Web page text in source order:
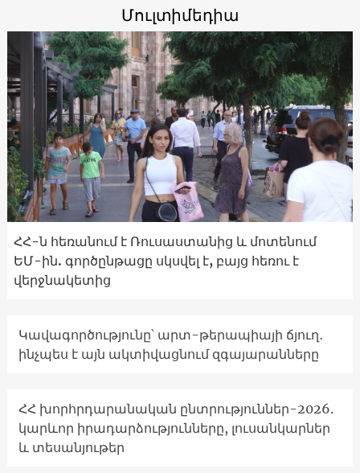
Մուլտիմեդիա
ՀՀ-ն հեռանում է Ռուսաստանից և մոտենում
ԵՄ-ին. գործընթացը սկսվել է, բայց հեռու է
վերջնակետից
Կավագործությունը՝ արտ-թերապիայի ճյուղ․
ինչպես է այն ակտիվացնում զգայարանները
ՀՀ խորհրդարանական ընտրություններ-2026.
կարևոր իրադարձությունները, լուսանկարներ
և տեսանյութեր